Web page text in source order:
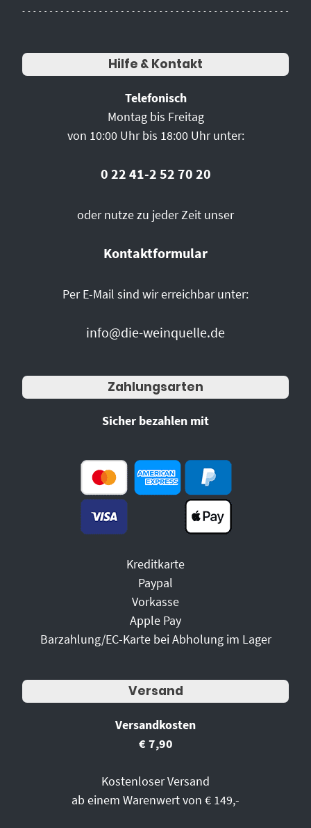
Hilfe & Kontakt
Telefonisch
Montag bis Freitag
von 10:00 Uhr bis 18:00 Uhr unter:
0 22 41-2 52 70 20
oder nutze zu jeder Zeit unser
Kontaktformular
Per E-Mail sind wir erreichbar unter:
info@die-weinquelle.de
Zahlungsarten
Sicher bezahlen mit
Kreditkarte
Paypal
Vorkasse
Apple Pay
Barzahlung/EC-Karte bei Abholung im Lager
Versand
Versandkosten
€ 7,90
Kostenloser Versand
ab einem Warenwert von € 149,-